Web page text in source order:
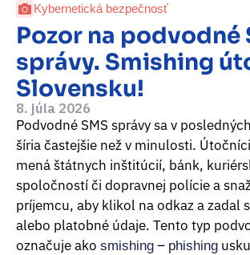
Kybernetická bezpečnosť
Pozor na podvodné
správy. Smishing
Slovensku!
8. júla 2026
Podvodné SMS správy sa v
šíria častejšie než v minulosti.
mená štátnych inštitúcií, bánk,
spoločností či dopravnej polície a
príjemcu, aby klikol na odkaz a zadal
alebo platobné údaje. Tento typ
označuje ako smishing – phishing